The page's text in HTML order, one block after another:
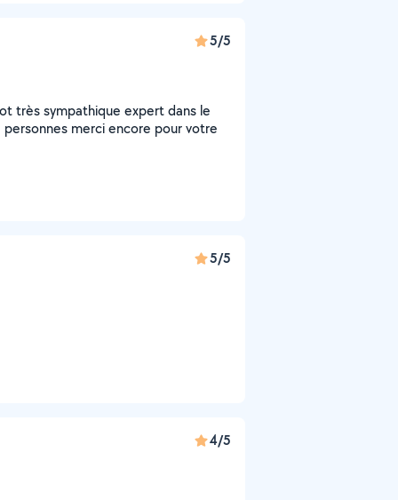
5/5
très sympathique expert dans le
merci encore pour votre
5/5
4/5